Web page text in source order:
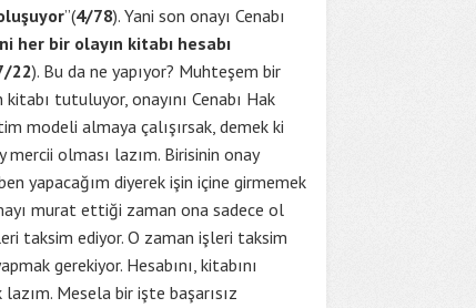
”(4/78). Yani son onayı Cenabı
her bir olayın kitabı hesabı
22). Bu da ne yapıyor? Muhteşem bir
tutuluyor, onayını Cenabı Hak
modeli almaya çalışırsak, demek ki
olması lazım. Birisinin onay
yapacağım diyerek işin içine girmemek
murat ettiği zaman ona sadece ol
taksim ediyor. O zaman işleri taksim
gerekiyor. Hesabını, kitabını
Mesela bir işte başarısız